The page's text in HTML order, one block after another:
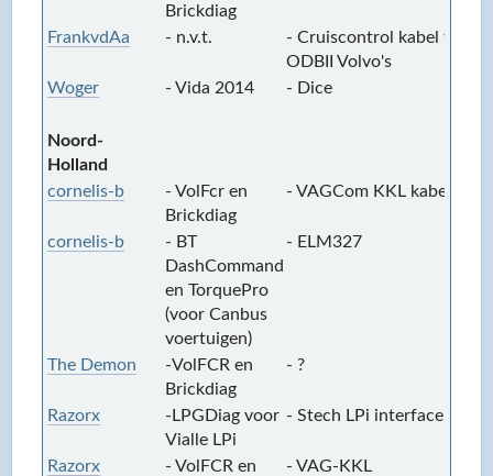
Brickdiag
FrankvdAa - n.v.t.
- Cruiscontrol kabel voor
ODBII Volvo's
Woger - Vida 2014 - Dice
Noord-
Holland
cornelis-b
- VolFcr en
Brickdiag
- VAGCom KKL kabel
cornelis-b
- BT
DashCommand
en TorquePro
(voor Canbus
voertuigen)
- ELM327
The Demon
-VolFCR en
Brickdiag
- ?
Razorx
-LPGDiag voor
Vialle LPi
- Stech LPi interface
Razorx
- VolFCR en
- VAG-KKL